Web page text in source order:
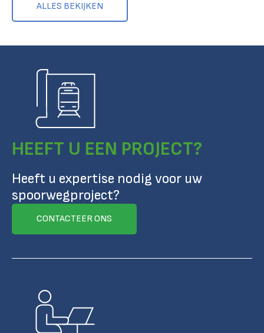
ALLES BEKIJKEN
HEEFT U EEN PROJECT?
Heeft u expertise nodig voor uw
spoorwegproject?
CONTACTEER ONS